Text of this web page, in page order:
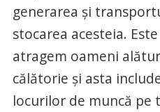
generarea și
stocarea acesteia.
atragem oameni
călătorie și asta
locurilor de muncă pe